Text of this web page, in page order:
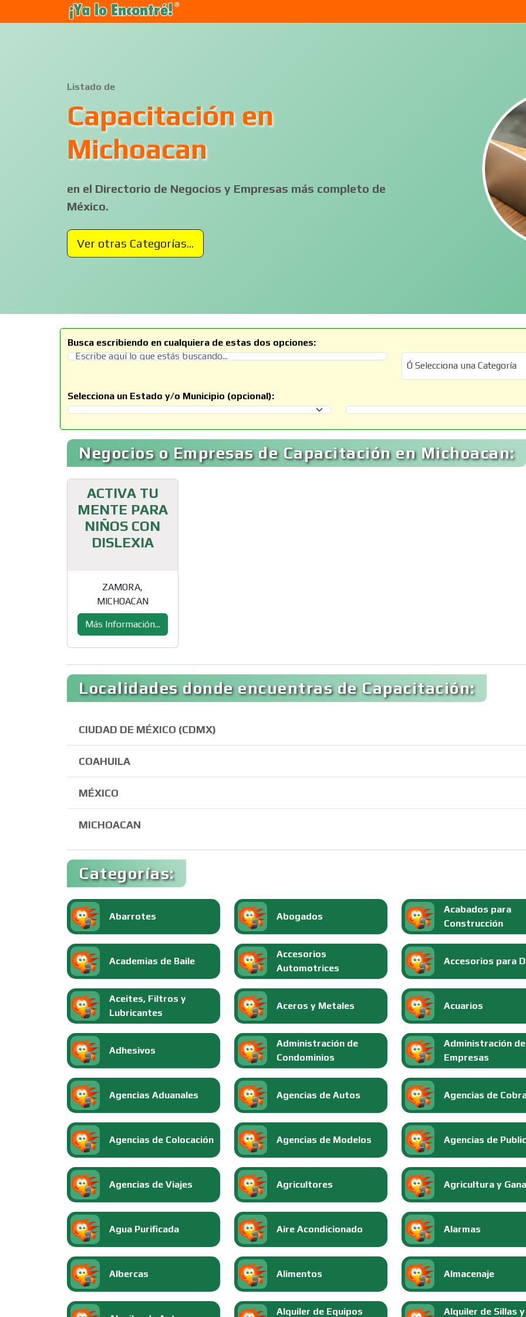
Listado de
Capacitación en
Michoacan
en el Directorio de Negocios y Empresas más completo de
México.
Ver otras Categorías...
Busca escribiendo en cualquiera de estas dos opciones:
Ó Selecciona una Categoría
Ó Selecciona una Categoría
Selecciona un Estado y/o Municipio (opcional):
Selecciona un Estado
Selecciona un Municipio
Negocios o Empresas de Capacitación en Michoacan:
ACTIVA TU
MENTE PARA
NIÑOS CON
DISLEXIA
ZAMORA,
MICHOACAN
Más Información...
Localidades donde encuentras de Capacitación:
CIUDAD DE MÉXICO (CDMX)
COAHUILA
MÉXICO
MICHOACAN
Categorías:
Abarrotes Abogados
Acabados para
Construcción
Academias de Baile
Accesorios
Automotrices
Accesorios para
Aceites, Filtros y
Lubricantes
Aceros y Metales Acuarios
Adhesivos
Administración de
Condominios
Administración de
Empresas
Agencias Aduanales Agencias de Autos Agencias de
Agencias de Colocación Agencias de Modelos Agencias de
Agencias de Viajes Agricultores Agricultura y
Agua Purificada Aire Acondicionado Alarmas
Albercas Alimentos Almacenaje
Alquiler de Equipos
Alquiler de Sillas y